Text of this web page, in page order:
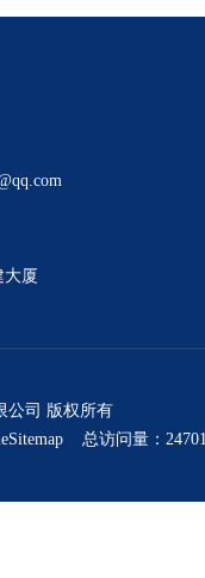
大厦
公司 版权所有
总访问量：